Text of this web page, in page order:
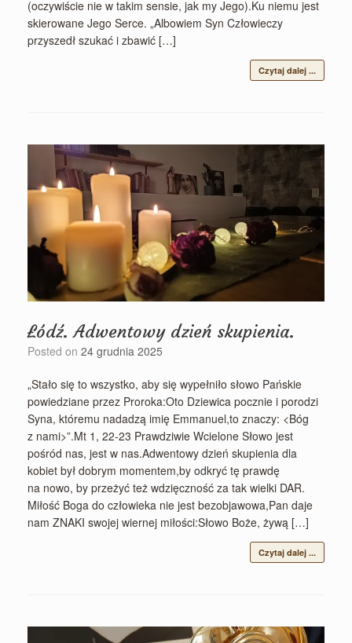
(oczywiście nie w takim sensie, jak my Jego).Ku niemu jest
skierowane Jego Serce. „Albowiem Syn Człowieczy
przyszedł szukać i zbawić […]
Czytaj dalej ...
Łódź. Adwentowy dzień skupienia.
Posted on 24 grudnia 2025
„Stało się to wszystko, aby się wypełniło słowo Pańskie
powiedziane przez Proroka:Oto Dziewica pocznie i porodzi
Syna, któremu nadadzą imię Emmanuel,to znaczy: <Bóg
z nami>”.Mt 1, 22-23 Prawdziwie Wcielone Słowo jest
pośród nas, jest w nas.Adwentowy dzień skupienia dla
kobiet był dobrym momentem,by odkryć tę prawdę
na nowo, by przeżyć też wdzięczność za tak wielki DAR.
Miłość Boga do człowieka nie jest bezobjawowa,Pan daje
nam ZNAKI swojej wiernej miłości:Słowo Boże, żywą […]
Czytaj dalej ...